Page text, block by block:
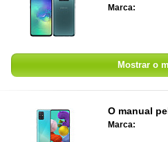
Marca:
Mostrar o
O manual
Marca: